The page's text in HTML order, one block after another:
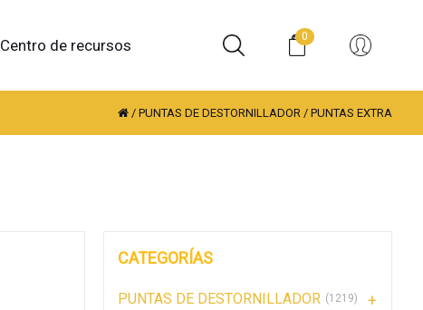
0
Centro de recursos
/PUNTAS DE DESTORNILLADOR /PUNTAS EXTRA
CATEGORÍAS
PUNTAS DE DESTORNILLADOR (1219)